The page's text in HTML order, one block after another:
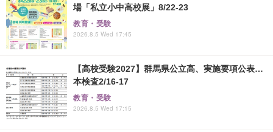
場「私立小中高校展」8/22-23
教育・受験
2026.8.5 Wed 17:45
【高校受験2027】群馬県公立高、実施要項公表…
本検査2/16-17
教育・受験
2026.8.5 Wed 17:15